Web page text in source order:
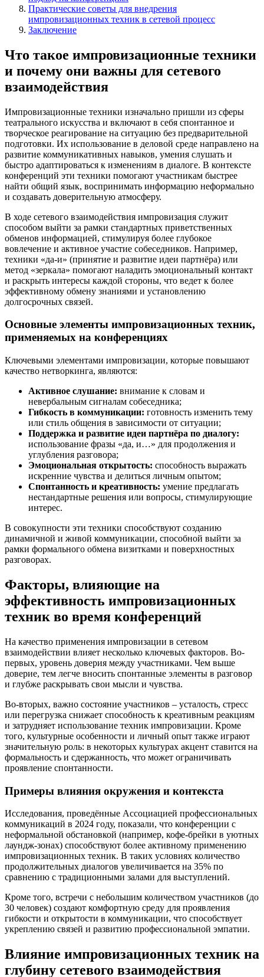
Практические советы для внедрения
импровизационных техник в сетевой процесс
Заключение
Что такое импровизационные техники
и почему они важны для сетевого
взаимодействия
Импровизационные техники изначально пришли из сферы
театрального искусства и включают в себя спонтанное и
творческое реагирование на ситуацию без предварительной
подготовки. Их использование в деловой среде направлено на
развитие коммуникативных навыков, умения слушать и
быстро адаптироваться к изменениям в диалоге. В контексте
конференций эти техники помогают участникам быстрее
найти общий язык, воспринимать информацию неформально
и создавать доверительную атмосферу.
В ходе сетевого взаимодействия импровизация служит
способом выйти за рамки стандартных приветственных
обменов информацией, стимулируя более глубокое
вовлечение и активное участие собеседников. Например,
техники «да-и» (принятие и развитие идеи партнёра) или
метод «зеркала» помогают наладить эмоциональный контакт
и раскрыть интересы каждой стороны, что ведет к более
эффективному обмену знаниями и установлению
долгосрочных связей.
Основные элементы импровизационных техник,
применяемых на конференциях
Ключевыми элементами импровизации, которые повышают
качество нетворкинга, являются:
Активное слушание: внимание к словам и
невербальным сигналам собеседника;
Гибкость в коммуникации: готовность изменить тему
или стиль общения в зависимости от ситуации;
Поддержка и развитие идеи партнёра по диалогу:
использование фразы «да, и…» для продолжения и
углубления разговора;
Эмоциональная открытость: способность выражать
искренние чувства и делиться личным опытом;
Спонтанность и креативность: умение предлагать
нестандартные решения или вопросы, стимулирующие
интерес.
В совокупности эти техники способствуют созданию
динамичной и живой коммуникации, способной выйти за
рамки формального обмена визитками и поверхностных
разговорах.
Факторы, влияющие на
эффективность импровизационных
техник во время конференций
На качество применения импровизации в сетевом
взаимодействии влияет несколько ключевых факторов. Во-
первых, уровень доверия между участниками. Чем выше
доверие, тем легче вносить спонтанные элементы в разговор
и глубже раскрывать свои мысли и чувства.
Во-вторых, важно состояние участников – усталость, стресс
или перегрузка снижает способность к креативным реакциям
и затрудняет использование техник импровизации. Кроме
того, культурные особенности и личный опыт также играют
значительную роль: в некоторых культурах акцент ставится на
формальность и сдержанность, что может ограничивать
проявление спонтанности.
Примеры влияния окружения и контекста
Исследования, проведённые Ассоциацией профессиональных
коммуникаций в 2024 году, показали, что конференции с
неформальной обстановкой (например, кофе-брейки в уютных
лаундж-зонах) способствуют более активному применению
импровизационных техник. В таких условиях количество
продолжительных диалогов увеличивается на 35% по
сравнению с традиционными залами для выступлений.
Кроме того, встречи с небольшим количеством участников (до
30 человек) создают комфортную среду для проявления
гибкости и открытости в коммуникации, что способствует
укреплению связей и развитию профессиональной эмпатии.
Влияние импровизационных техник на
глубину сетевого взаимодействия